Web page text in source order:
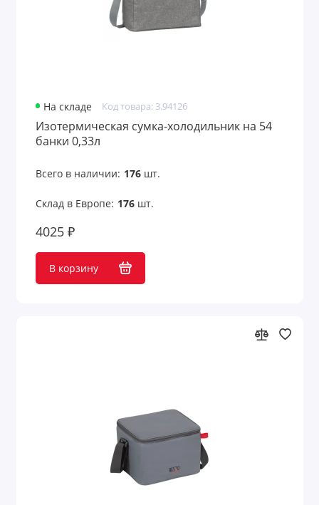
На складе Код товара: 3.94126
Изотермическая сумка-холодильник на 54
банки 0,33л
Всего в наличии: 176шт.
Склад в Европе: 176шт.
4025 ₽
В корзину